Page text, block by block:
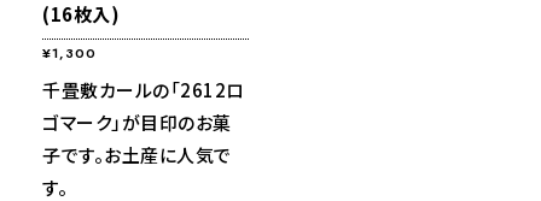
(16枚入)
¥1,300
千畳敷カールの「2612ロ
ゴマーク」が目印のお菓
子です。お土産に人気で
す。